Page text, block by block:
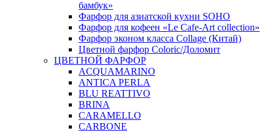
бамбук»
Фарфор для азиатской кухни SOHO
Фарфор для кофеен «Le Cafe-Art collection»
Фарфор эконом класса Collage (Китай)
Цветной фарфор Coloric/Доломит
ЦВЕТНОЙ ФАРФОР
ACQUAMARINO
ANTICA PERLA
BLU REATTIVO
BRINA
CARAMELLO
CARBONE